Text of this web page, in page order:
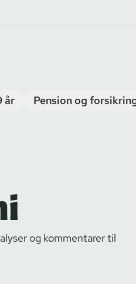
år Pension og
og kommentarer til